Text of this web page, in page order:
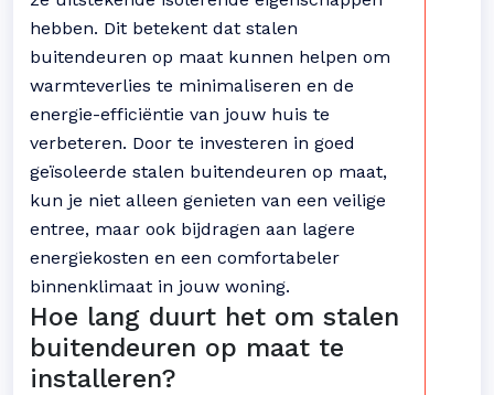
hebben. Dit betekent dat stalen
buitendeuren op maat kunnen helpen om
warmteverlies te minimaliseren en de
energie-efficiëntie van jouw huis te
verbeteren. Door te investeren in goed
geïsoleerde stalen buitendeuren op maat,
kun je niet alleen genieten van een veilige
entree, maar ook bijdragen aan lagere
energiekosten en een comfortabeler
binnenklimaat in jouw woning.
Hoe lang duurt het om stalen
buitendeuren op maat te
installeren?